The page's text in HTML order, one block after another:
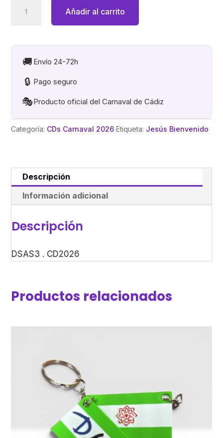
era:
12,95€.
es:
9,95€.
cantidad
Añadir al carrito
🚚 Envío 24-72h
🔒 Pago seguro
🎭Producto oficial del Carnaval de Cádiz
Categoría: CDs Carnaval 2026 Etiqueta: Jesús Bienvenido
Descripción
Información adicional
Descripción
DSAS3 . CD2026
Productos relacionados